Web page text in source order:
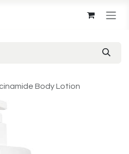
Body Lotion